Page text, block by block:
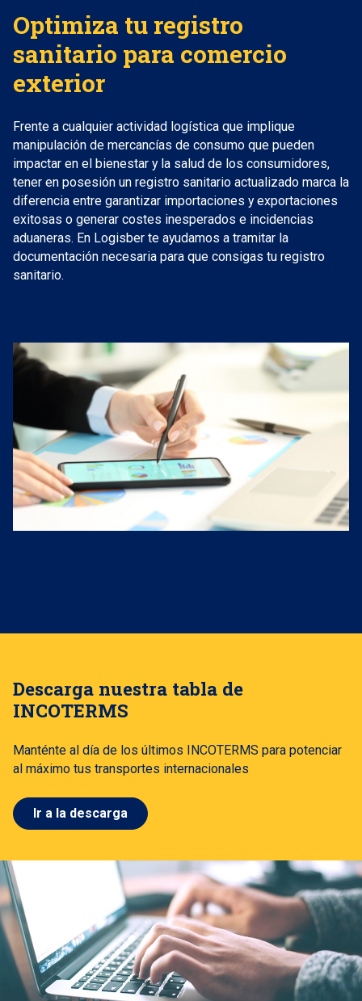
Optimiza tu registro
sanitario para comercio
exterior
Frente a cualquier actividad logística que implique
manipulación de mercancías de consumo que pueden
impactar en el bienestar y la salud de los consumidores,
tener en posesión un registro sanitario actualizado marca la
diferencia entre garantizar importaciones y exportaciones
exitosas o generar costes inesperados e incidencias
aduaneras. En Logisber te ayudamos a tramitar la
documentación necesaria para que consigas tu registro
sanitario.
Descarga nuestra tabla de
INCOTERMS
Manténte al día de los últimos INCOTERMS para potenciar
al máximo tus transportes internacionales
Ir a la descarga